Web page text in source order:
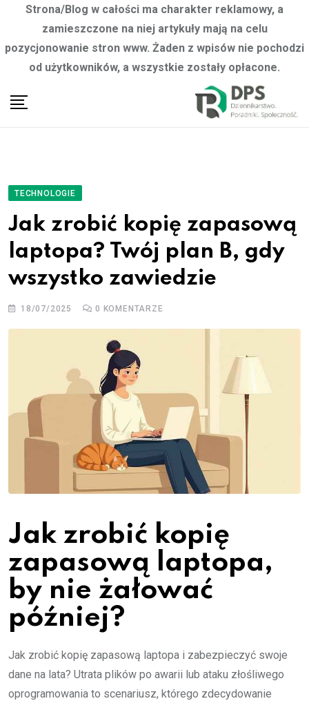
Strona/Blog w całości ma charakter reklamowy, a
zamieszczone na niej artykuły mają na celu
pozycjonowanie stron www. Żaden z wpisów nie pochodzi
od użytkowników, a wszystkie zostały opłacone.
TECHNOLOGIE
Jak zrobić kopię zapasową
laptopa? Twój plan B, gdy
wszystko zawiedzie
18/07/2025 0 KOMENTARZE
Jak zrobić kopię
zapasową laptopa,
by nie żałować
później?
Jak zrobić kopię zapasową laptopa i zabezpieczyć swoje
dane na lata? Utrata plików po awarii lub ataku złośliwego
oprogramowania to scenariusz, którego zdecydowanie